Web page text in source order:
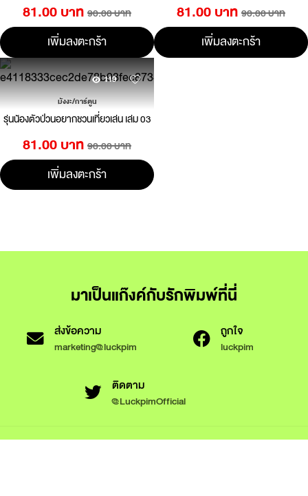
81.00 บาท 90.00 บาท
เพิ่มลงตะกร้า
81.00 บาท 90.00 บาท
เพิ่มลงตะกร้า
119
มังงะ/การ์ตูน
รุ่นน้องตัวป่วนอยากชวนเที่ยวเล่น เล่ม 03
81.00 บาท 90.00 บาท
เพิ่มลงตะกร้า
มาเป็นแก๊งค์กับรักพิมพ์ที่นี่
ส่งข้อความ
marketing@luckpim
ถูกใจ
luckpim
ติดตาม
@LuckpimOfficial